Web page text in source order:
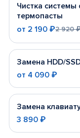
Чистка
термопасты
от 2 190 ₽2 920
Замена HDD/
от 4 090 ₽
Замена
3 890 ₽